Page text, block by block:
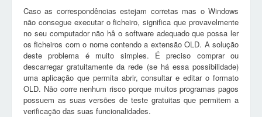
Caso as correspondências estejam corretas mas o Windows
não consegue executar o ficheiro, significa que provavelmente
no seu computador não hâ o software adequado que possa ler
os ficheiros com o nome contendo a extensão OLD. A solução
deste problema é muito simples. É preciso comprar ou
descarregar gratuitamente da rede (se há essa possibilidade)
uma aplicação que permita abrir, consultar e editar o formato
OLD. Não corre nenhum risco porque muitos programas pagos
possuem as suas versões de teste gratuitas que permitem a
verificação das suas funcionalidades.